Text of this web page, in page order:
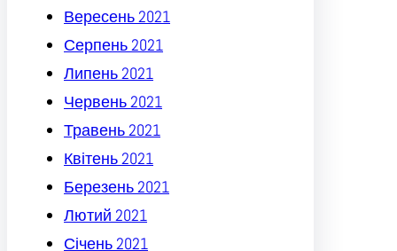
Вересень 2021
Серпень 2021
Липень 2021
Червень 2021
Травень 2021
Квітень 2021
Березень 2021
Лютий 2021
Січень 2021